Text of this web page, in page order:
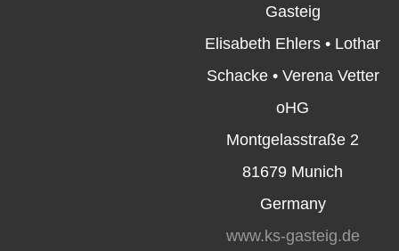
Gasteig
Elisabeth Ehlers • Lothar
Schacke • Verena Vetter
oHG
Montgelasstraße 2
81679 Munich
Germany
www.ks-gasteig.de